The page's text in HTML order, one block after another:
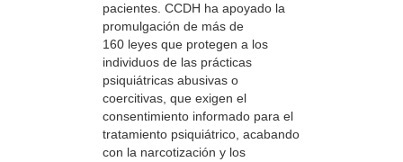
pacientes. CCDH ha apoyado la
promulgación de más de
160 leyes que protegen a los
individuos de las prácticas
psiquiátricas abusivas o
coercitivas, que exigen el
consentimiento informado para el
tratamiento psiquiátrico, acabando
con la narcotización y los